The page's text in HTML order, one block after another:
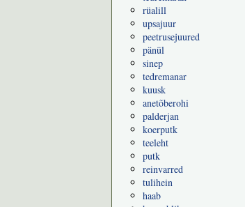
rüalill
upsajuur
peetrusejuured
pänül
sinep
tedremanar
kuusk
anetõberohi
palderjan
koerputk
teeleht
putk
reinvarred
tulihein
haab